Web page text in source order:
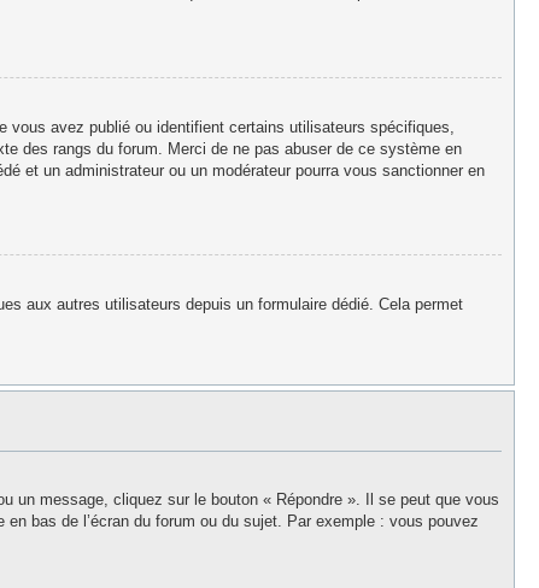
avez publié ou identifient certains utilisateurs spécifiques,
des rangs du forum. Merci de ne pas abuser de ce système en
et un administrateur ou un modérateur pourra vous sanctionner en
aux autres utilisateurs depuis un formulaire dédié. Cela permet
un message, cliquez sur le bouton « Répondre ». Il se peut que vous
bas de l’écran du forum ou du sujet. Par exemple : vous pouvez